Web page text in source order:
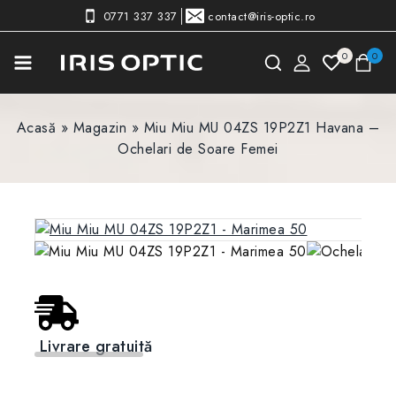
0771 337 337 contact@iris-optic.ro
0 0
Acasă » Magazin » Miu Miu MU 04ZS 19P2Z1 Havana –
Ochelari de Soare Femei
Livrare gratuită